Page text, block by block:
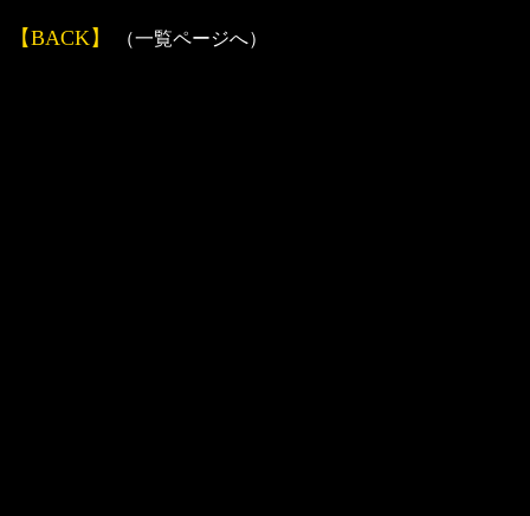
【BACK】 （一覧ページへ）